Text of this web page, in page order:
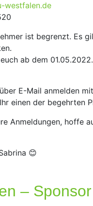
westfalen.de
ist begrenzt. Es
ab dem
E-Mail anmelden
einen der begehrten
Anmeldungen, hoffe
😊
–